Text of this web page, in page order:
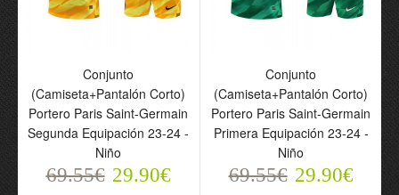
Corto) Portero Paris
Niño
69.55€ 29.90€
Paris Saint-Germain
76.55€ 31.90€
Conjunto
(Camiseta+Pantalón Corto)
Portero Paris Saint-Germain
Segunda Equipación 23-24 -
Niño
69.55€ 29.90€
Conjunto
(Camiseta+Pantalón Corto)
Portero Paris Saint-Germain
Primera Equipación 23-24 -
Niño
69.55€ 29.90€